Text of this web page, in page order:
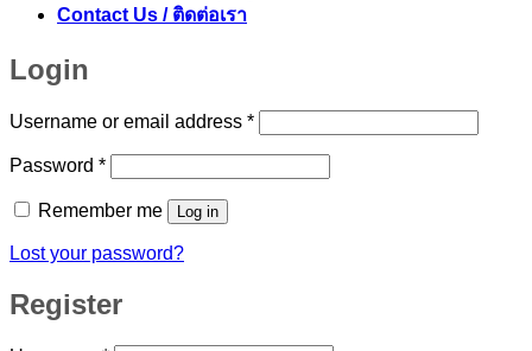
Contact Us / ติดต่อเรา
Login
Username or email address *Required
Password *Required
Remember me Log in
Lost your password?
Register